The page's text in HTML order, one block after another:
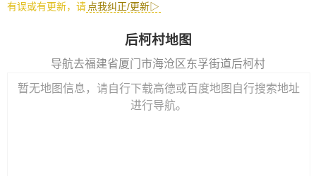
有误或有更新，请 点我纠正/更新▷
后柯村地图
导航去福建省厦门市海沧区东孚街道后柯村
暂无地图信息，请自行下载高德或百度地图自行搜索地址
进行导航。